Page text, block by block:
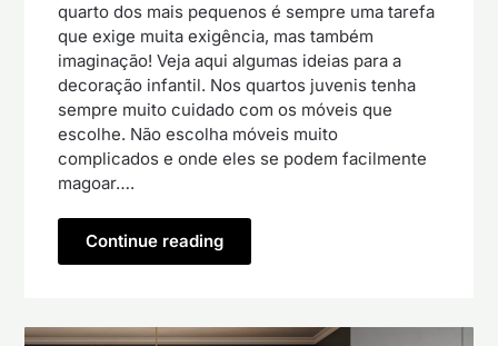
quarto dos mais pequenos é sempre uma tarefa
que exige muita exigência, mas também
imaginação! Veja aqui algumas ideias para a
decoração infantil. Nos quartos juvenis tenha
sempre muito cuidado com os móveis que
escolhe. Não escolha móveis muito
complicados e onde eles se podem facilmente
magoar….
Continue reading